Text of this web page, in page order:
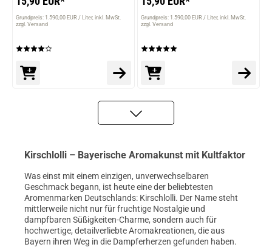
Grundpreis: 1.590,00 EUR / Liter inkl. MwSt.
zzgl. Versand
Grundpreis: 1.590,00 EUR / Liter inkl. MwSt.
zzgl. Versand
Kirschlolli – Bayerische Aromakunst mit Kultfaktor
Was einst mit einem einzigen, unverwechselbaren
Geschmack begann, ist heute eine der beliebtesten
Aromenmarken Deutschlands: Kirschlolli. Der Name steht
mittlerweile nicht nur für fruchtige Nostalgie und
dampfbaren Süßigkeiten-Charme, sondern auch für
hochwertige, detailverliebte Aromakreationen, die aus
Bayern ihren Weg in die Dampferherzen gefunden haben.